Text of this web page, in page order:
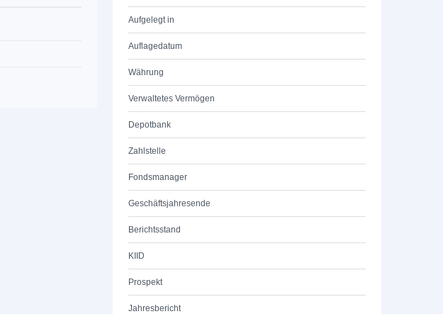
Aufgelegt in
Auflagedatum
Währung
Verwaltetes Vermögen
Depotbank
Zahlstelle
Fondsmanager
Geschäftsjahresende
Berichtsstand
KIID
Prospekt
Jahresbericht